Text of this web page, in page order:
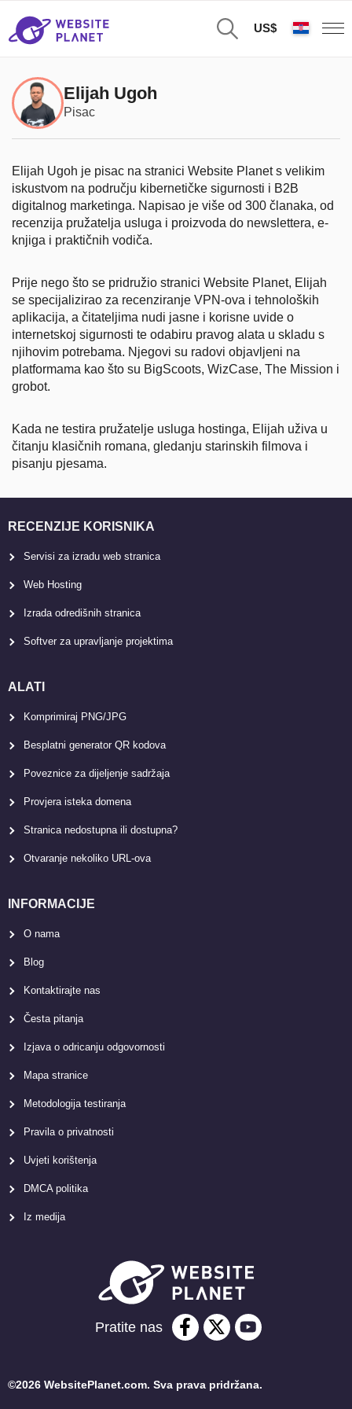
US$
Elijah Ugoh
Pisac
Elijah Ugoh je pisac na stranici Website Planet s velikim
iskustvom na području kibernetičke sigurnosti i B2B
digitalnog marketinga. Napisao je više od 300 članaka, od
recenzija pružatelja usluga i proizvoda do newslettera, e-
knjiga i praktičnih vodiča.
Prije nego što se pridružio stranici Website Planet, Elijah
se specijalizirao za recenziranje VPN-ova i tehnoloških
aplikacija, a čitateljima nudi jasne i korisne uvide o
internetskoj sigurnosti te odabiru pravog alata u skladu s
njihovim potrebama. Njegovi su radovi objavljeni na
platformama kao što su BigScoots, WizCase, The Mission i
grobot.
Kada ne testira pružatelje usluga hostinga, Elijah uživa u
čitanju klasičnih romana, gledanju starinskih filmova i
pisanju pjesama.
RECENZIJE KORISNIKA
Servisi za izradu web stranica
Web Hosting
Izrada odredišnih stranica
Softver za upravljanje projektima
ALATI
Komprimiraj PNG/JPG
Besplatni generator QR kodova
Poveznice za dijeljenje sadržaja
Provjera isteka domena
Stranica nedostupna ili dostupna?
Otvaranje nekoliko URL-ova
INFORMACIJE
O nama
Blog
Kontaktirajte nas
Česta pitanja
Izjava o odricanju odgovornosti
Mapa stranice
Metodologija testiranja
Pravila o privatnosti
Uvjeti korištenja
DMCA politika
Iz medija
Pratite nas
©2026 WebsitePlanet.com. Sva prava pridržana.